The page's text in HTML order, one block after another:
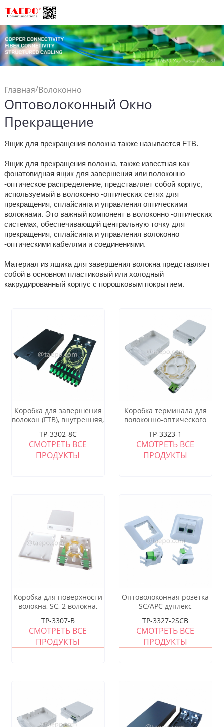
Главная/Волоконно
Соединения /
Оптоволоконный Окно
Прекращение
Оптоволоконный Окно
Прекращение
Ящик для прекращения волокна также называется FTB.
Ящик для прекращения волокна, также известная как
фонатовидная ящик для завершения или волоконно
-оптическое распределение, представляет собой корпус,
используемый в волоконно -оптических сетях для
прекращения, сплайсинга и управления оптическими
волокнами. Это важный компонент в волоконно -оптических
системах, обеспечивающий центральную точку для
прекращения, сплайсинга и управления волоконно
-оптическими кабелями и соединениями.
Материал из ящика для завершения волокна представляет
собой в основном пластиковый или холодный
какрудированный корпус с порошковым покрытием.
Коробка для завершения
волокон (FTB), внутренняя,
холоднокатаной стали с
порошковым покрытием
TP-3302-8C
СМОТРЕТЬ ВСЕ
ПРОДУКТЫ
Коробка терминала для
волоконно-оптического
SC, 1 волокно,
пластиковый корпус
TP-3323-1
СМОТРЕТЬ ВСЕ
ПРОДУКТЫ
Коробка для поверхности
волокна, SC, 2 волокна,
крышка с защелкой
TP-3307-B
СМОТРЕТЬ ВСЕ
ПРОДУКТЫ
Оптоволоконная розетка
SC/APC дуплекс
TP-3327-2SCB
СМОТРЕТЬ ВСЕ
ПРОДУКТЫ